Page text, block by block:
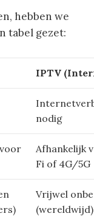
hebben we
tabel gezet:
IPTV
nodig
Afhankelijk
Fi of 4G/5G
Vrijwel
(wereldwijd)